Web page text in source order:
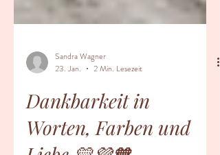
Sandra Wagner
23. Jan.
2 Min. Lesezeit
Dankbarkeit in